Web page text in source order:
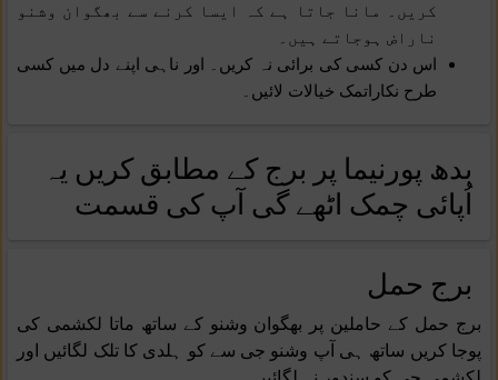
کریں۔ مانا جاتا ہے کہ ایسا کرنے سے بھگوان وشنو
ناراض ہوجاتے ہیں۔
اس دن کسی کی برائی نہ کریں۔ اور ناہی اپنے دل میں کسی
طرح نکاراتمک خیالات لائیں۔
بدھ پورنیما پر برج کے مطابق کریں یہ
اُپائی چمک اٹھے گی آپ کی قسمت
برج حمل
برج حمل کے حاملین پر بھگوان وشنو کے ساتھ ماتا لکشمی کی
پوجا کریں ساتھ ہی آپ وشنو جی سے کو ہلدی کا تلک لگائیں اور